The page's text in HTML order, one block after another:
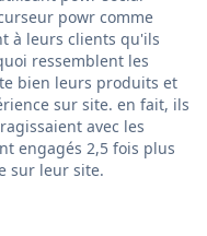
powr comme
à leurs clients qu'ils
ressemblent les
bien leurs produits et
sur site. en fait, ils
avec les
engagés 2,5 fois plus
sur leur site.